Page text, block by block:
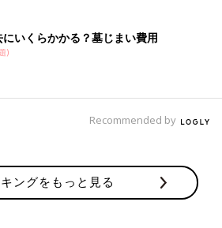
いくらかかる？墓じまい費用
)
Recommended by
ングをもっと見る